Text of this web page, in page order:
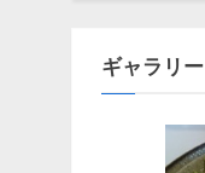
ギャラリー